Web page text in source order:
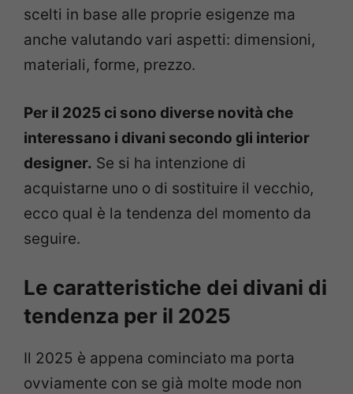
scelti in base alle proprie esigenze ma
anche valutando vari aspetti: dimensioni,
materiali, forme, prezzo.
Per il 2025 ci sono diverse novità che
interessano i divani secondo gli interior
designer. Se si ha intenzione di
acquistarne uno o di sostituire il vecchio,
ecco qual è la tendenza del momento da
seguire.
Le caratteristiche dei divani di
tendenza per il 2025
Il 2025 è appena cominciato ma porta
ovviamente con se già molte mode non